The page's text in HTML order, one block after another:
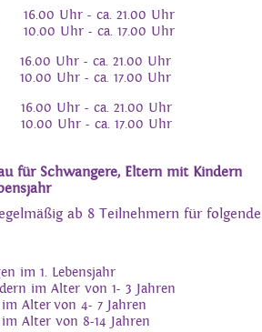
16.00 Uhr - ca. 21.00 Uhr
10.00 Uhr - ca. 17.00 Uhr
16.00 Uhr - ca. 21.00 Uhr
10.00 Uhr - ca. 17.00 Uhr
16.00 Uhr - ca. 21.00 Uhr
10.00 Uhr - ca. 17.00 Uhr
für Schwangere, Eltern mit Kindern
ab 8 Teilnehmern für folgende
im 1. Lebensjahr
im Alter von 1- 3 Jahren
Alter von 4- 7 Jahren
Alter von 8-14 Jahren